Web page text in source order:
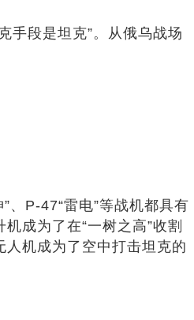
手段是坦克”。从俄乌战场
、P-47“雷电”等战机都具有
成为了在“一树之高”收割
机成为了空中打击坦克的